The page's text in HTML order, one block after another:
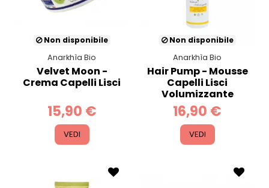
Non disponibile
Anarkhìa Bio
Velvet Moon -
Crema Capelli Lisci
15,90 €
VEDI
Non disponibile
Anarkhìa Bio
Hair Pump - Mousse
Capelli Lisci
Volumizzante
16,90 €
VEDI